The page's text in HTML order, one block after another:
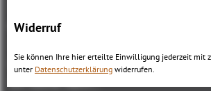
Kisters VisShare
Integrationen
Widerruf
Sie können Ihre hier erteilte Einwilligung jederzeit mit
unter Datenschutzerklärung widerrufen.